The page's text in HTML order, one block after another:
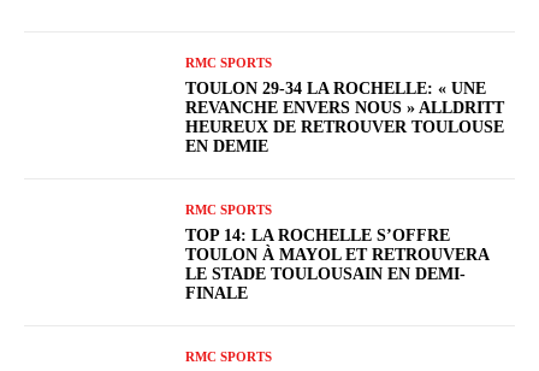
RMC SPORTS
TOULON 29-34 LA ROCHELLE: « UNE
REVANCHE ENVERS NOUS » ALLDRITT
HEUREUX DE RETROUVER TOULOUSE
EN DEMIE
RMC SPORTS
TOP 14: LA ROCHELLE S’OFFRE
TOULON À MAYOL ET RETROUVERA
LE STADE TOULOUSAIN EN DEMI-
FINALE
RMC SPORTS